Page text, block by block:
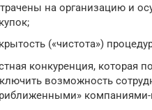
на организацию и
(«чистота»)
конкуренция, которая
возможность